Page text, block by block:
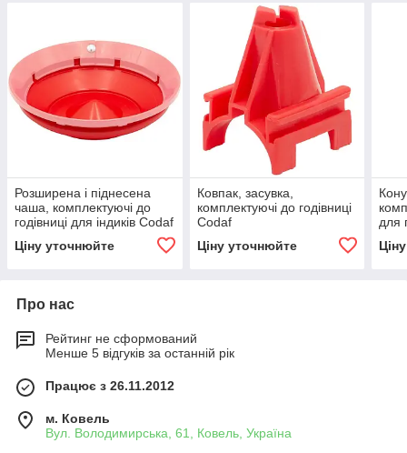
Розширена і піднесена
чаша, комплектуючі до
годівниці для індиків Codaf
Ціну уточнюйте
Ковпак, засувка,
комплектуючі до годівниці
Codaf
Ціну уточнюйте
для
Про нас
Рейтинг не сформований
Менше 5 відгуків за останній рік
Працює з 26.11.2012
м. Ковель
Вул. Володимирська, 61, Ковель, Україна